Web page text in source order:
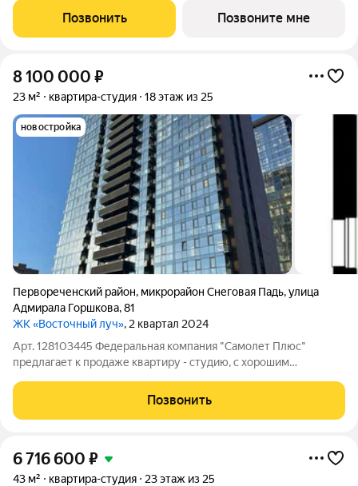
функциональная планировка, большие окна, с отделкой. Жилой
квартал «Снежный парк»
Позвонить Позвоните мне
8 100 000 ₽
23 м² квартира-студия 18 этаж из 25
новостройка
Первореченский район, микрорайон Снеговая Падь,улица
Адмирала Горшкова,81
ЖК «Восточный луч», 2 квартал 2024
Арт. 128103445 Федеральная компания "Самолет Плюс"
предлагает к продаже квартиру - студию, с хорошим
Ламинат, Натяжной потолок, Пластиковые окна, Тёплый пол.
Широкие коридоры, пожарная сигнализация,
Позвонить
6 716 600 ₽
43 м² квартира-студия 23 этаж из 25